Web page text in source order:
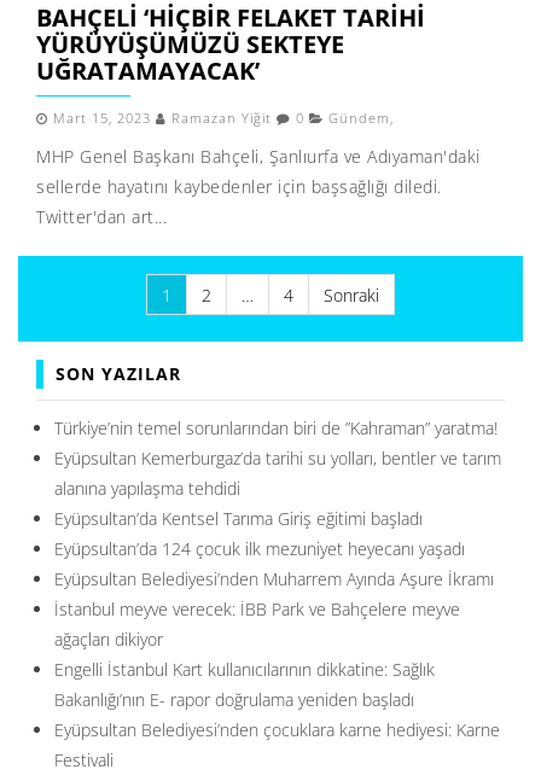
BAHÇELI ‘HIÇBIR FELAKET TARIHI
YÜRÜYÜŞÜMÜZÜ SEKTEYE
UĞRATAMAYACAK’
Mart 15, 2023 Ramazan Yiğit 0 Gündem ,
MHP Genel Başkanı Bahçeli, Şanlıurfa ve Adıyaman'daki
sellerde hayatını kaybedenler için başsağlığı diledi.
Twitter'dan art...
sayfalaması
1 2 … 4 Sonraki
SON YAZILAR
Türkiye’nin temel sorunlarından biri de ”Kahraman” yaratma!
Eyüpsultan Kemerburgaz’da tarihi su yolları, bentler ve tarım
alanına yapılaşma tehdidi
Eyüpsultan’da Kentsel Tarıma Giriş eğitimi başladı
Eyüpsultan’da 124 çocuk ilk mezuniyet heyecanı yaşadı
Eyüpsultan Belediyesi’nden Muharrem Ayında Aşure İkramı
İstanbul meyve verecek: İBB Park ve Bahçelere meyve
ağaçları dikiyor
Engelli İstanbul Kart kullanıcılarının dikkatine: Sağlık
Bakanlığı’nın E- rapor doğrulama yeniden başladı
Eyüpsultan Belediyesi’nden çocuklara karne hediyesi: Karne
Festivali